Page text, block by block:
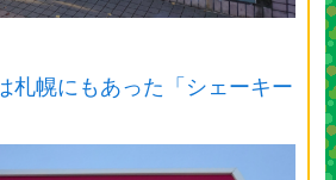
札幌にもあった「シェーキー